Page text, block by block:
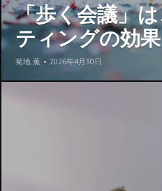
「歩く会議」
ティングの効
菊地 薫 • 2026年4月30日